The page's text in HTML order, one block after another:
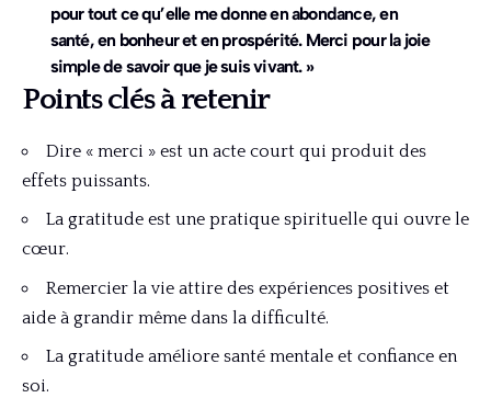
pour tout ce qu’elle me donne en abondance, en
santé, en bonheur et en prospérité. Merci pour la joie
simple de savoir que je suis vivant. »
Points clés à retenir
Dire « merci » est un acte court qui produit des
effets puissants.
La gratitude est une pratique spirituelle qui ouvre le
cœur.
Remercier la vie attire des expériences positives et
aide à grandir même dans la difficulté.
La gratitude améliore santé mentale et confiance en
soi.